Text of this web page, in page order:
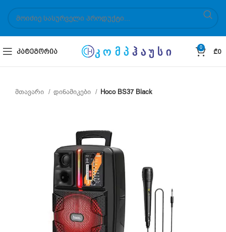
ᲙᲐᲢᲔᲒᲝᲠᲘᲐ
0
₾0
მთავარი დინამიკები Hoco BS37 Black